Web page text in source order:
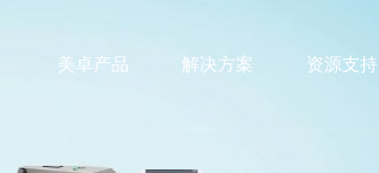
美卓产品 解决方案 资源支持